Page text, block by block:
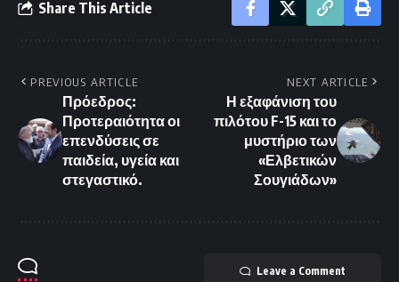
Share This Article
PREVIOUS ARTICLE
Πρόεδρος:
Προτεραιότητα οι
επενδύσεις σε
παιδεία, υγεία και
στεγαστικό.
NEXT ARTICLE
Η εξαφάνιση του
πιλότου F-15 και το
μυστήριο των
«Ελβετικών
Σουγιάδων»
Leave a Comment